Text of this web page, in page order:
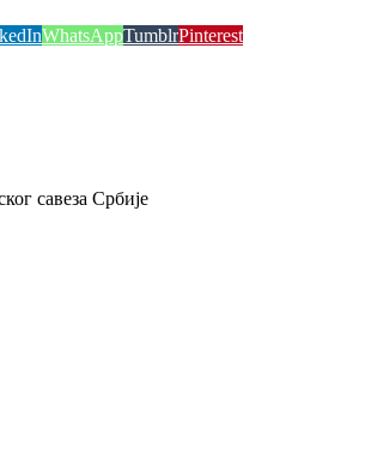
WhatsAppTumblrPinterest
савеза Србије